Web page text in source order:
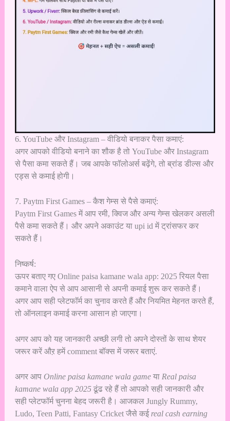
6. YouTube और Instagram – वीडियो बनाकर पैसा कमाएं:
अगर आपको वीडियो बनाने का शौक है तो YouTube और Instagram
से पैसा कमा सकते हैं। जब आपके फॉलोअर्स बढ़ेंगे, तो ब्रांड डील्स और
एड्स से कमाई होगी।
7. Paytm First Games – कैश गेम्स से पैसे कमाएं:
Paytm First Games में आप रमी, क्विज और अन्य गेम्स खेलकर असली
पैसे कमा सकते हैं। और अपने अकाउंट या upi id में ट्रांसफर कर
सकते हैं।
निष्कर्ष:
ऊपर बताए गए Online paisa kamane wala app: 2025 रियल पैसा
कमाने वाला ऐप से आप आसानी से अपनी कमाई शुरू कर सकते हैं।
अगर आप सही प्लेटफॉर्म का चुनाव करते हैं और नियमित मेहनत करते हैं,
तो ऑनलाइन कमाई करना आसान हो जाएगा।
अगर आप को यह जानकारी अच्छी लगी तो अपने दोस्तों के साथ शेयर
जरूर करें औऱ हमें comment बॉक्स में जरूर बताएं.
अगर आप Online paisa kamane wala gameया Real paisa
kamane wala app 2025ढूंढ रहे हैं तो आपको सही जानकारी और
सही प्लेटफॉर्म चुनना बेहद जरूरी है। आजकल Jungly Rummy,
Ludo, Teen Patti, Fantasy Cricket जैसे कई real cash earning